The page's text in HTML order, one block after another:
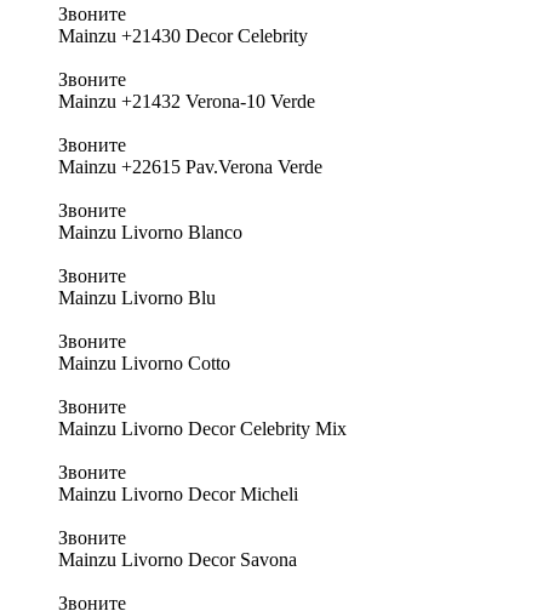
Звоните
Mainzu +21430 Decor Celebrity
Звоните
Mainzu +21432 Verona-10 Verde
Звоните
Mainzu +22615 Pav.Verona Verde
Звоните
Mainzu Livorno Blanco
Звоните
Mainzu Livorno Blu
Звоните
Mainzu Livorno Cotto
Звоните
Mainzu Livorno Decor Celebrity Mix
Звоните
Mainzu Livorno Decor Micheli
Звоните
Mainzu Livorno Decor Savona
Звоните